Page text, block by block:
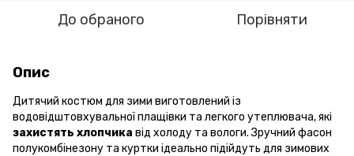
До обраного Порівняти
Опис
Дитячий костюм для зими виготовлений із
водовідштовхувальної плащівки та легкого утеплювача, які
захистять хлопчика від холоду та вологи. Зручний фасон
полукомбінезону та куртки ідеально підійдуть для зимових